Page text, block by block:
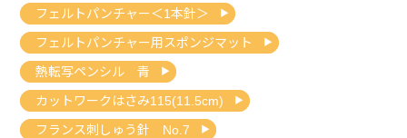
フェルトパンチャー＜1本針＞
フェルトパンチャー用スポンジマット
熱転写ペンシル 青
カットワークはさみ115(11.5cm)
フランス刺しゅう針 No.7